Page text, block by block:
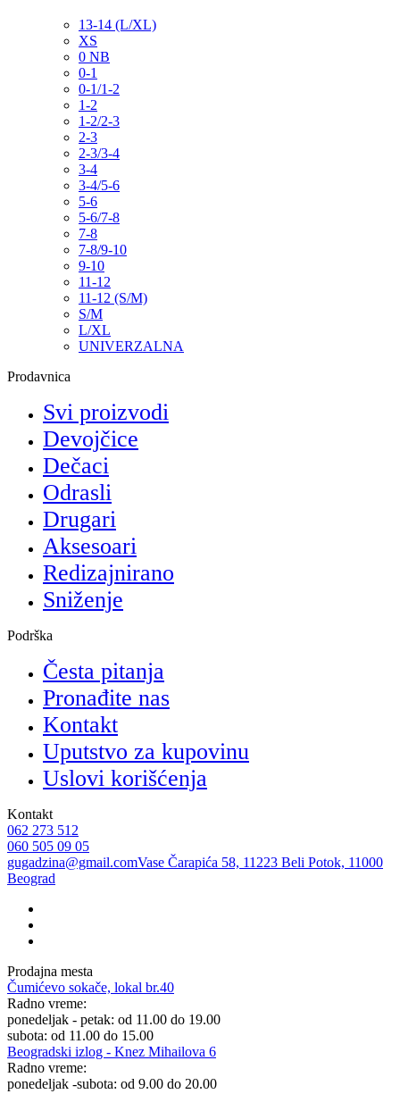
13-14 (L/XL)
XS
0 NB
0-1
0-1/1-2
1-2
1-2/2-3
2-3
2-3/3-4
3-4
3-4/5-6
5-6
5-6/7-8
7-8
7-8/9-10
9-10
11-12
11-12 (S/M)
S/M
L/XL
UNIVERZALNA
Prodavnica
Svi proizvodi
Devojčice
Dečaci
Odrasli
Drugari
Aksesoari
Redizajnirano
Sniženje
Podrška
Česta pitanja
Pronađite nas
Kontakt
Uputstvo za kupovinu
Uslovi korišćenja
Kontakt
062 273 512
060 505 09 05
gugadzina@gmail.comVase Čarapića 58, 11223 Beli Potok, 11000
Beograd
Prodajna mesta
Čumićevo sokače, lokal br.40
Radno vreme:
ponedeljak - petak: od 11.00 do 19.00
subota: od 11.00 do 15.00
Beogradski izlog - Knez Mihailova 6
Radno vreme:
ponedeljak -subota: od 9.00 do 20.00